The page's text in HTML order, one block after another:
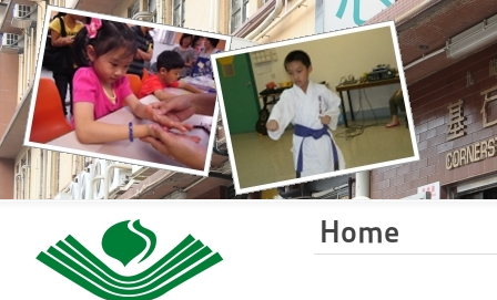
Home